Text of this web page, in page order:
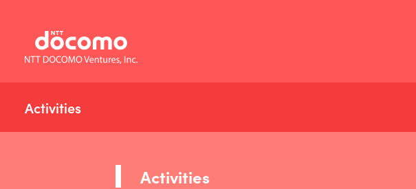
Activities
Activities